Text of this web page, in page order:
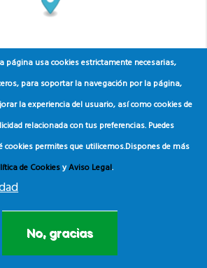
página usa cookies estrictamente necesarias,
para soportar la navegación por la página,
la experiencia del usuario, así como cookies de
relacionada con tus preferencias. Puedes
cookies permites que utilicemos.Dispones de más
de CookiesyAviso Legal.
No, gracias